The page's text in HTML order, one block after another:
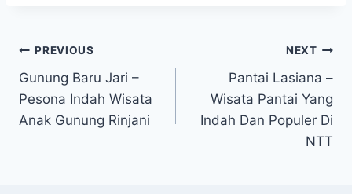
Navigasi
pos
PREVIOUS
Gunung Baru Jari –
Pesona Indah Wisata
Anak Gunung Rinjani
NEXT
Pantai Lasiana –
Wisata Pantai Yang
Indah Dan Populer Di
NTT